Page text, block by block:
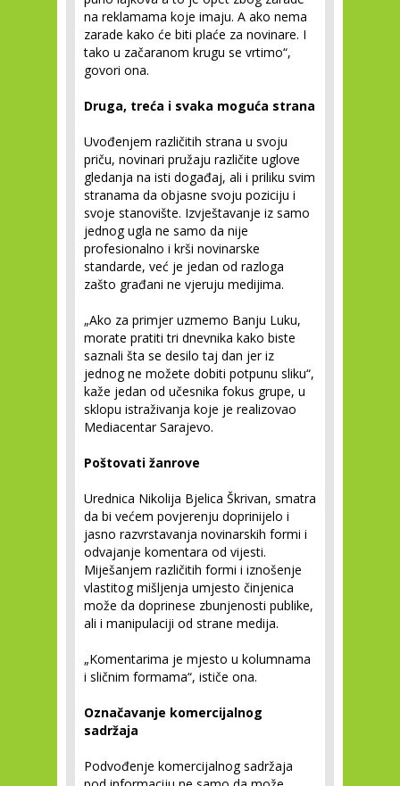
na reklamama koje imaju. A ako nema
zarade kako će biti plaće za novinare. I
tako u začaranom krugu se vrtimo“,
govori ona.
Druga, treća i svaka moguća strana
Uvođenjem različitih strana u svoju
priču, novinari pružaju različite uglove
gledanja na isti događaj, ali i priliku svim
stranama da objasne svoju poziciju i
svoje stanovište. Izvještavanje iz samo
jednog ugla ne samo da nije
profesionalno i krši novinarske
standarde, već je jedan od razloga
zašto građani ne vjeruju medijima.
„Ako za primjer uzmemo Banju Luku,
morate pratiti tri dnevnika kako biste
saznali šta se desilo taj dan jer iz
jednog ne možete dobiti potpunu sliku“,
kaže jedan od učesnika fokus grupe, u
sklopu istraživanja koje je realizovao
Mediacentar Sarajevo.
Poštovati žanrove
Urednica Nikolija Bjelica Škrivan, smatra
da bi većem povjerenju doprinijelo i
jasno razvrstavanja novinarskih formi i
odvajanje komentara od vijesti.
Miješanjem različitih formi i iznošenje
vlastitog mišljenja umjesto činjenica
može da doprinese zbunjenosti publike,
ali i manipulaciji od strane medija.
„Komentarima je mjesto u kolumnama
i sličnim formama“, ističe ona.
Označavanje komercijalnog
sadržaja
Podvođenje komercijalnog sadržaja